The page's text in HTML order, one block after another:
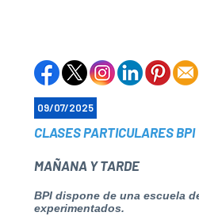
09/07/2025
CLASES PARTICULARES BPI
MAÑANA Y TARDE
BPI dispone de una escuela
experimentados.